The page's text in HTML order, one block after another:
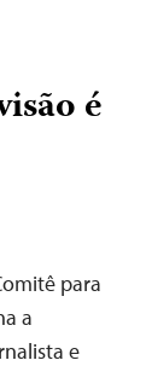
é
para
a
e